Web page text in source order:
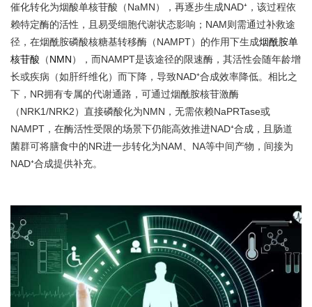
催化转化为烟酸单核苷酸（NaMN），再逐步生成NAD⁺，该过程依
赖特定酶的活性，且易受细胞代谢状态影响；NAM则需通过补救途
径，在烟酰胺磷酸核糖基转移酶（NAMPT）的作用下生成烟酰胺单
核苷酸 （NMN），而NAMPT是该途径的限速酶，其活性会随年龄增
长或疾病（如肝纤维化）而下降，导致NAD⁺合成效率降低。相比之
下，NR拥有专属的代谢通路，可通过烟酰胺核苷激酶
（NRK1/NRK2）直接磷酸化为NMN，无需依赖NaPRTase或
NAMPT，在酶活性受限的场景下仍能高效推进NAD⁺合成，且肠道
菌群可将膳食中的NR进一步转化为NAM、NA等中间产物，间接为
NAD⁺合成提供补充。